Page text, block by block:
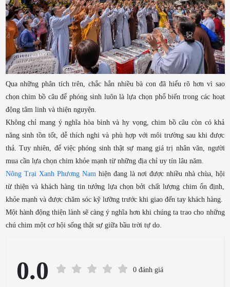
Qua những phân tích trên, chắc hẳn nhiều bà con đã hiểu rõ hơn vì sao
chọn chim bồ câu để phóng sinh luôn là lựa chọn phổ biến trong các hoạt
động tâm linh và thiện nguyện.
Không chỉ mang ý nghĩa hòa bình và hy vọng, chim bồ câu còn có khả
năng sinh tồn tốt, dễ thích nghi và phù hợp với môi trường sau khi được
thả. Tuy nhiên, để việc phóng sinh thật sự mang giá trị nhân văn, người
mua cần lựa chọn chim khỏe mạnh từ những địa chỉ uy tín lâu năm.
Nông Trại Xanh Phương Nam hiện đang là nơi được nhiều nhà chùa, hội
từ thiện và khách hàng tin tưởng lựa chọn bởi chất lượng chim ổn định,
khỏe mạnh và được chăm sóc kỹ lưỡng trước khi giao đến tay khách hàng.
Một hành động thiện lành sẽ càng ý nghĩa hơn khi chúng ta trao cho những
chú chim một cơ hội sống thật sự giữa bầu trời tự do.
0.0 0 đánh giá